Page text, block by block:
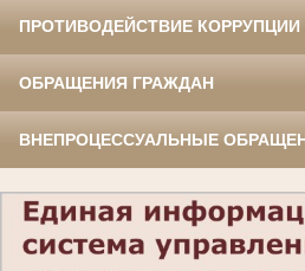
ПРОТИВОДЕЙСТВИЕ КОРРУПЦИИ
ОБРАЩЕНИЯ ГРАЖДАН
ВНЕПРОЦЕССУАЛЬНЫЕ